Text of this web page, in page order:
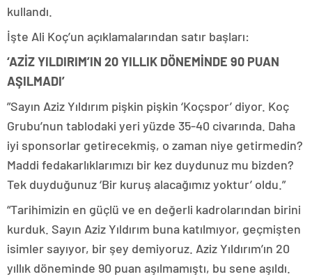
kullandı.
İşte Ali Koç’un açıklamalarından satır başları:
‘AZİZ YILDIRIM’IN 20 YILLIK DÖNEMİNDE 90 PUAN
AŞILMADI’
”Sayın Aziz Yıldırım pişkin pişkin ‘Koçspor’ diyor. Koç
Grubu’nun tablodaki yeri yüzde 35-40 civarında. Daha
iyi sponsorlar getirecekmiş, o zaman niye getirmedin?
Maddi fedakarlıklarımızı bir kez duydunuz mu bizden?
Tek duyduğunuz ‘Bir kuruş alacağımız yoktur’ oldu.”
“Tarihimizin en güçlü ve en değerli kadrolarından birini
kurduk. Sayın Aziz Yıldırım buna katılmıyor, geçmişten
isimler sayıyor, bir şey demiyoruz. Aziz Yıldırım’ın 20
yıllık döneminde 90 puan aşılmamıştı, bu sene aşıldı.